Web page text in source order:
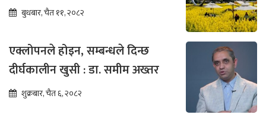
बुधबार, चैत ११, २०८२
एक्लोपनले होइन, सम्बन्धले दिन्छ
दीर्घकालीन खुसी : डा. समीम अख्तर
शुक्रबार, चैत ६, २०८२